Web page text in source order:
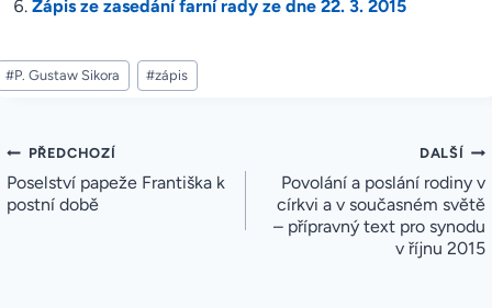
Zápis ze zasedání farní rady ze dne 22. 3. 2015
#P. Gustaw Sikora #zápis
Navigace
pro
příspěvek
PŘEDCHOZÍ
Poselství papeže Františka k
postní době
DALŠÍ
Povolání a poslání rodiny v
církvi a v současném světě
– přípravný text pro synodu
v říjnu 2015